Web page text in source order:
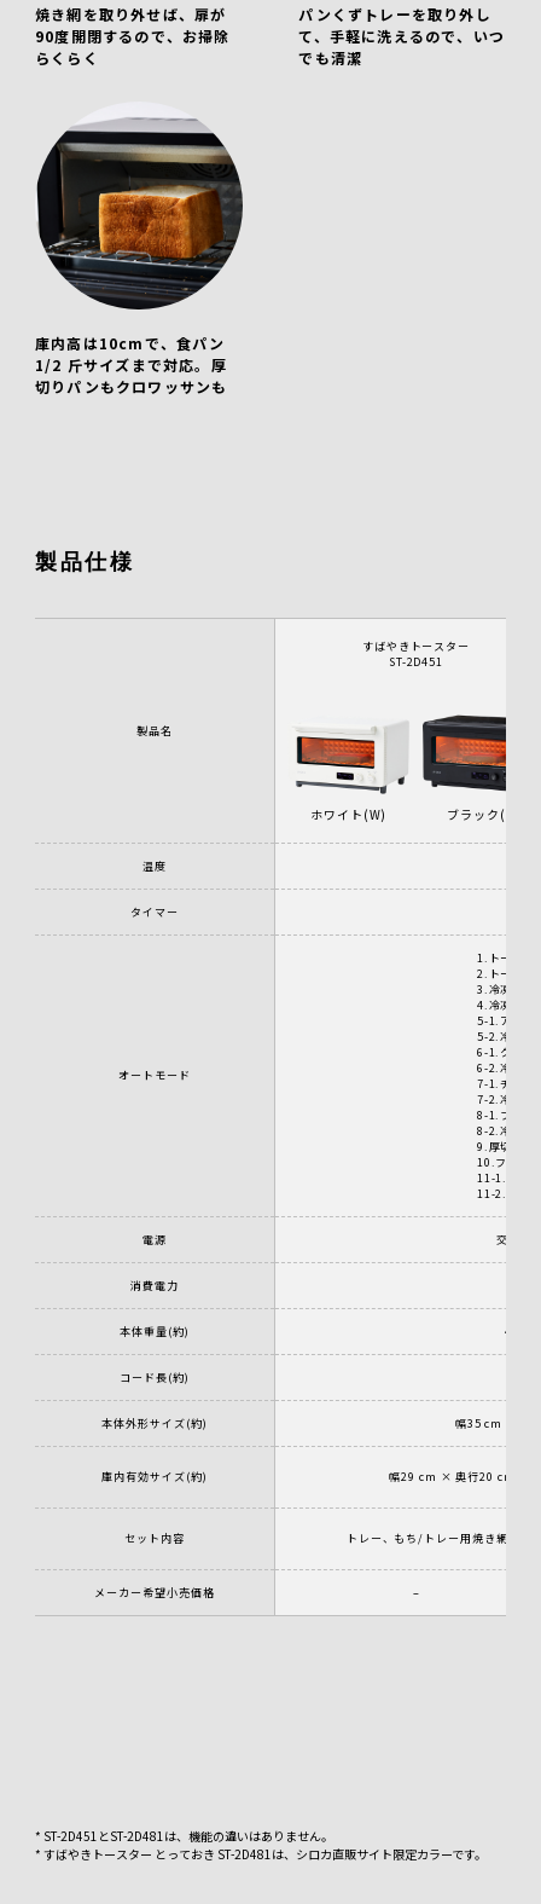
焼き網を取り外せば、扉が
90度開閉するので、お掃除
らくらく
パンくずトレーを取り外し
て、手軽に洗えるので、いつ
でも清潔
庫内高は10cmで、食パン
1/2 斤サイズまで対応。厚
切りパンもクロワッサンも
製品仕様
製品名
すばやきトースター
ST-2D451
ホワイト(W) ブラック(K)
温度
タイマー
オートモード
1.トースト
2.トースト
3.冷凍トー
4.冷凍トー
5-1.アレン
5-2.冷凍ア
6-1.クロワ
6-2.冷凍ク
7-1.チーズ
7-2.冷凍チ
8-1.フラン
8-2.冷凍フ
9.厚切りト
10.フレン
11-1.焼き
11-2.焼き
電源 交流
消費電力
本体重量(約) 4.8
コード長(約)
本体外形サイズ(約) 幅35 cm × 奥
庫内有効サイズ(約) 幅29 cm × 奥行20 cm ×
セット内容 トレー、もち/トレー用焼き網、焼
メーカー希望小売価格 –
* ST-2D451とST-2D481は、機能の違いはありません。
* すばやきトースター とっておき ST-2D481は、シロカ直販サイト限定カラーです。